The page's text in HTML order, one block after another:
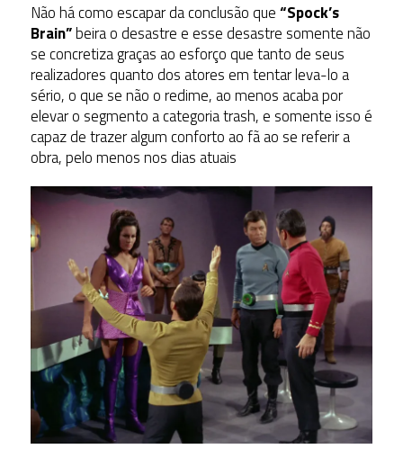
Não há como escapar da conclusão que“Spock’s
Brain”beira o desastre e esse desastre somente não
se concretiza graças ao esforço que tanto de seus
realizadores quanto dos atores em tentar leva-lo a
sério, o que se não o redime, ao menos acaba por
elevar o segmento a categoria trash, e somente isso é
capaz de trazer algum conforto ao fã ao se referir a
obra, pelo menos nos dias atuais